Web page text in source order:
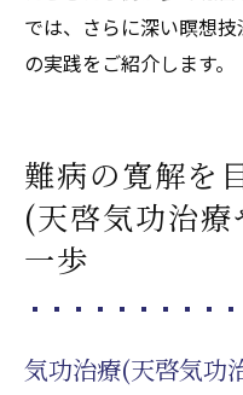
では、さらに深い瞑想
の実践をご紹介します。
難病の寛解を
(天啓気功治
一歩
気功治療(天啓気功